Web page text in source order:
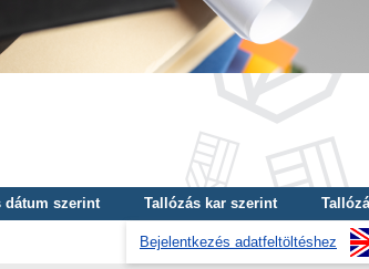
dátum szerint Tallózás kar szerint
szerint Bejelentkezés adatfeltöltéshez